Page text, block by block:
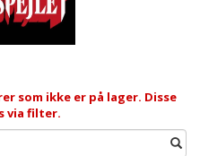
som ikke er på lager. Disse
via filter.